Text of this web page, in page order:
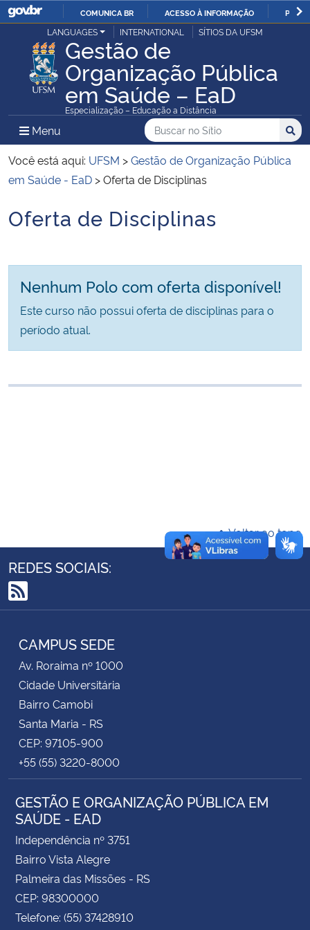
IR
PARA
O
CONTEÚDO
COMUNICA BR ACESSO À INFORMAÇÃO
Ministério da Justiça e Segurança Pública
Ministério da Defesa
Ministério das Relações Exteriores
Ministério da Economia
Ministério da Infraestrutura
Ministério da Educação
Secretaria-Geral
Secretaria de Governo
Gabinete de Segurança Institucional
Advocacia-Geral da União
Banco Central do Brasil
Planalto
LANGUAGES INTERNATIONAL SÍTIOS DA UFSM
Gestão de
Organização Pública
em Saúde – EaD
Especialização – Educação a Distância
Menu Menu Principal do Sítio
Busca
Buscar no no Sítio
Busca:
Você está aqui: UFSM >Gestão de Organização Pública
em Saúde - EaD >Oferta de Disciplinas
Início do conteúdo
Oferta de Disciplinas
Nenhum Polo com oferta disponível!
Este curso não possui oferta de disciplinas para o
período atual.
Voltar ao topo
REDES SOCIAIS:
RSS
CAMPUS SEDE
Av. Roraima nº 1000
Cidade Universitária
Bairro Camobi
Santa Maria - RS
CEP: 97105-900
+55 (55) 3220-8000
GESTÃO E ORGANIZAÇÃO PÚBLICA EM
SAÚDE - EAD
Independência nº 3751
Bairro Vista Alegre
Palmeira das Missões - RS
CEP: 98300000
Telefone: (55) 37428910